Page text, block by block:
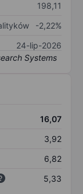
198,11
-2,22%
24-lip-2026
16,07
3,92
6,82
5,33